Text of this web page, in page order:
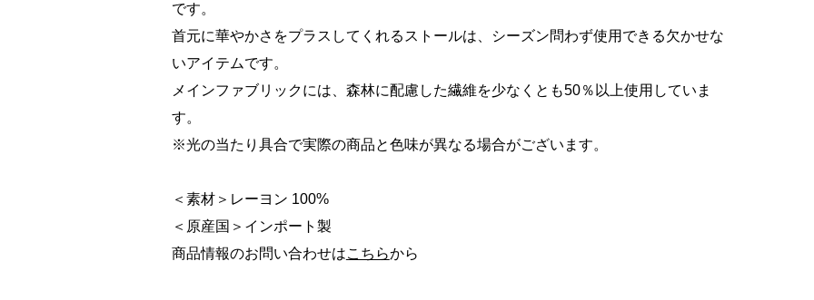
です。
首元に華やかさをプラスしてくれるストールは、シーズン問わず使用できる欠かせな
いアイテムです。
メインファブリックには、森林に配慮した繊維を少なくとも50％以上使用していま
す。
※光の当たり具合で実際の商品と色味が異なる場合がございます。
＜素材＞レーヨン 100%
＜原産国＞インポート製
商品情報のお問い合わせはこちらから